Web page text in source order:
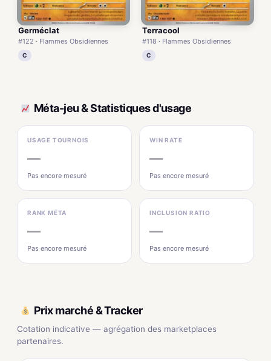
Germéclat
#122 · Flammes Obsidiennes
C
Terracool
#118 · Flammes Obsidiennes
C
Méta-jeu & Statistiques d'usage
USAGE TOURNOIS
—
Pas encore mesuré
WIN RATE
—
Pas encore mesuré
RANK MÉTA
—
Pas encore mesuré
INCLUSION RATIO
—
Pas encore mesuré
Prix marché & Tracker
Cotation indicative — agrégation des marketplaces
partenaires.